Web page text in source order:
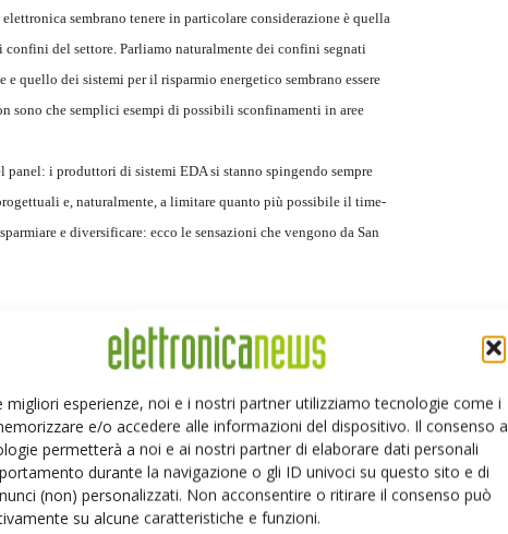
migliori esperienze, noi e i nostri partner utilizziamo tecnologie come i
e/o accedere alle informazioni del dispositivo. Il consenso a
permetterà a noi e ai nostri partner di elaborare dati personali
durante la navigazione o gli ID univoci su questo sito e di
(non) personalizzati. Non acconsentire o ritirare il consenso può
su alcune caratteristiche e funzioni.
sembrano tenere in particolare considerazione è quella
del settore. Parliamo naturalmente dei confini segnati
quello dei sistemi per il risparmio energetico sembrano essere
sono che semplici esempi di possibili sconfinamenti in aree
i produttori di sistemi EDA si stanno spingendo sempre
e, naturalmente, a limitare quanto più possibile il time-
e diversificare: ecco le sensazioni che vengono da San
per specialisti. Quest'anno tanti sono
scientifico: dal simposio sulle architetture a
sui sistemi e sugli hardware adattivi
internazionale dedicato all'automazione
sulle prospettive future dei
e propria manna per gli specialisti del settore.
aziende (i comunicati sono scaricabili dal sito